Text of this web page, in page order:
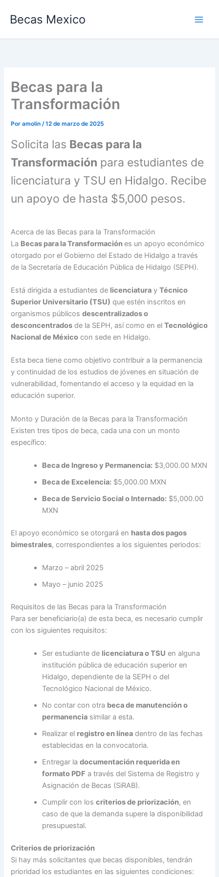
Becas Mexico
Becas para la
Transformación
Poramolin/12 de marzo de 2025
Solicita las Becas para la
Transformación para estudiantes de
licenciatura y TSU en Hidalgo. Recibe
un apoyo de hasta $5,000 pesos.
Acerca de las Becas para la Transformación
La Becas para la Transformaciónes un apoyo económico
otorgado por el Gobierno del Estado de Hidalgo a través
de la Secretaría de Educación Pública de Hidalgo (SEPH).
Está dirigida a estudiantes de licenciatura yTécnico
Superior Universitario (TSU) que estén inscritos en
organismos públicosdescentralizados o
desconcentrados de la SEPH, así como en elTecnológico
Nacional de México con sede en Hidalgo.
Esta beca tiene como objetivo contribuir a la permanencia
y continuidad de los estudios de jóvenes en situación de
vulnerabilidad, fomentando el acceso y la equidad en la
educación superior.
Monto y Duración de la Becas para la Transformación
Existen tres tipos de beca, cada una con un monto
específico:
Beca de Ingreso y Permanencia: $3,000.00 MXN
Beca de Excelencia: $5,000.00 MXN
Beca de Servicio Social o Internado: $5,000.00
MXN
El apoyo económico se otorgará en hasta dos pagos
bimestrales, correspondientes a los siguientes periodos:
Marzo – abril 2025
Mayo – junio 2025
Requisitos de las Becas para la Transformación
Para ser beneficiario(a) de esta beca, es necesario cumplir
con los siguientes requisitos:
Ser estudiante de licenciatura o TSU en alguna
institución pública de educación superior en
Hidalgo, dependiente de la SEPH o del
Tecnológico Nacional de México.
No contar con otra beca de manutención o
permanencia similar a esta.
Realizar el registro en línea dentro de las fechas
establecidas en la convocatoria.
Entregar ladocumentación requerida en
formato PDF a través del Sistema de Registro y
Asignación de Becas (SiRAB).
Cumplir con loscriterios de priorización, en
caso de que la demanda supere la disponibilidad
presupuestal.
Criterios de priorización
Si hay más solicitantes que becas disponibles, tendrán
prioridad los estudiantes en las siguientes condiciones: